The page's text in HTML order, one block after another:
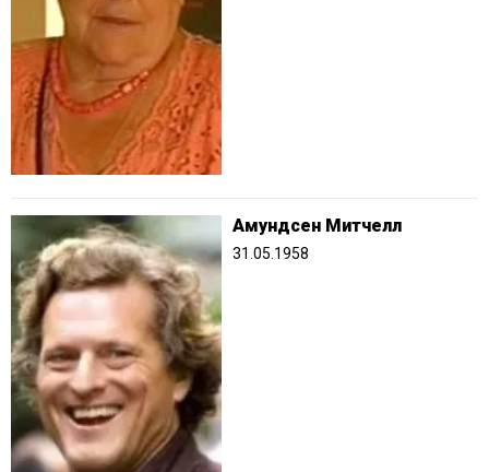
Амундсен Митчелл
31.05.1958